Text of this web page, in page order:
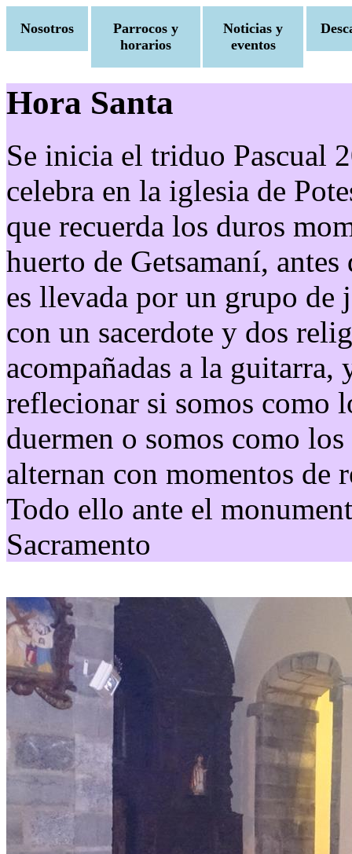
Nosotros
Parrocos y
horarios
Noticias y
eventos
Hora Santa
Se inicia el triduo Pascual
celebra en la iglesia de
que recuerda los duros
huerto de Getsamaní,
es llevada por un grupo de
con un sacerdote y dos
acompañadas a la guitarra,
reflecionar si somos como
duermen o somos como
alternan con momentos
Todo ello ante el
Sacramento